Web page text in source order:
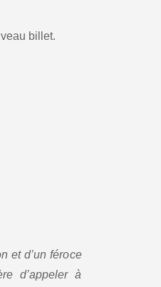
billet.
et d’un féroce
d’appeler à